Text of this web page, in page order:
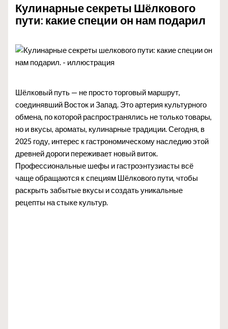
Кулинарные секреты Шёлкового
пути: какие специи он нам подарил
Шёлковый путь — не просто торговый маршрут,
соединявший Восток и Запад. Это артерия культурного
обмена, по которой распространялись не только товары,
но и вкусы, ароматы, кулинарные традиции. Сегодня, в
2025 году, интерес к гастрономическому наследию этой
древней дороги переживает новый виток.
Профессиональные шефы и гастроэнтузиасты всё
чаще обращаются к специям Шёлкового пути, чтобы
раскрыть забытые вкусы и создать уникальные
рецепты на стыке культур.